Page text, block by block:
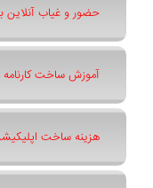
حضور و غیاب آنلاین
آموزش ساخت
هزینه ساخت